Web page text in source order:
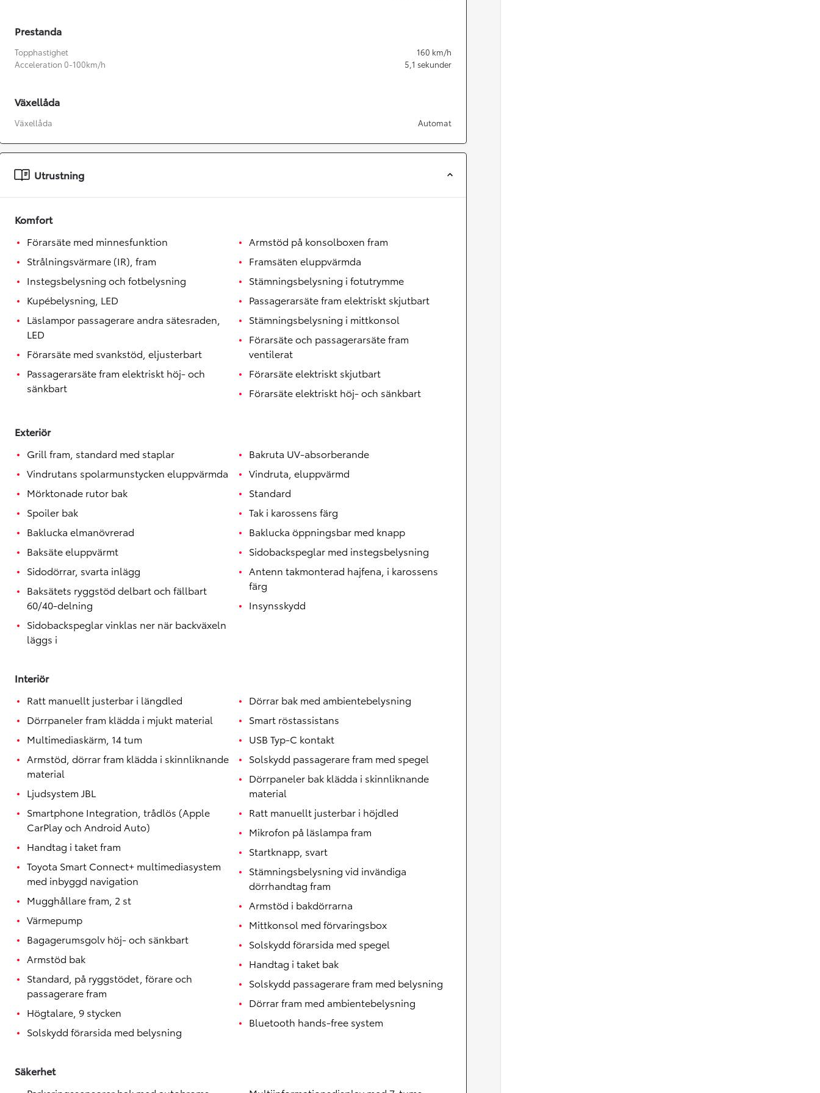
Från 360 900 kr
Från 3 548 kr/mån
Easy Billån
BENSIN
Prestanda
Topphastighet 160 km/h
Acceleration 0-100km/h
5,1 sekunder
Växellåda
Växellåda Automat
Utrustning
Komfort
Förarsäte med minnesfunktion
Strålningsvärmare (IR), fram
Instegsbelysning och fotbelysning
Kupébelysning, LED
Läslampor passagerare andra sätesraden,
LED
Förarsäte med svankstöd, eljusterbart
Passagerarsäte fram elektriskt höj- och
sänkbart
Armstöd på konsolboxen fram
Framsäten eluppvärmda
Stämningsbelysning i fotutrymme
Passagerarsäte fram elektriskt skjutbart
Stämningsbelysning i mittkonsol
Förarsäte och passagerarsäte fram
ventilerat
Förarsäte elektriskt skjutbart
Förarsäte elektriskt höj- och sänkbart
Exteriör
Grill fram, standard med staplar
Vindrutans spolarmunstycken eluppvärmda
Mörktonade rutor bak
Spoiler bak
Baklucka elmanövrerad
Baksäte eluppvärmt
Sidodörrar, svarta inlägg
Baksätets ryggstöd delbart och fällbart
60/40-delning
Sidobackspeglar vinklas ner när backväxeln
läggs i
Bakruta UV-absorberande
Vindruta, eluppvärmd
Standard
Tak i karossens färg
Baklucka öppningsbar med knapp
Sidobackspeglar med instegsbelysning
Antenn takmonterad hajfena, i karossens
färg
Insynsskydd
Interiör
Ratt manuellt justerbar i längdled
Dörrpaneler fram klädda i mjukt material
Multimediaskärm, 14 tum
Armstöd, dörrar fram klädda i skinnliknande
material
Ljudsystem JBL
Smartphone Integration, trådlös (Apple
CarPlay och Android Auto)
Handtag i taket fram
Toyota Smart Connect+ multimediasystem
med inbyggd navigation
Mugghållare fram, 2 st
Värmepump
Bagagerumsgolv höj- och sänkbart
Armstöd bak
Standard, på ryggstödet, förare och
passagerare fram
Högtalare, 9 stycken
Solskydd förarsida med belysning
Dörrar bak med ambientebelysning
Smart röstassistans
USB Typ-C kontakt
Solskydd passagerare fram med spegel
Dörrpaneler bak klädda i skinnliknande
material
Ratt manuellt justerbar i höjdled
Mikrofon på läslampa fram
Startknapp, svart
Stämningsbelysning vid invändiga
dörrhandtag fram
Armstöd i bakdörrarna
Mittkonsol med förvaringsbox
Solskydd förarsida med spegel
Handtag i taket bak
Solskydd passagerare fram med belysning
Dörrar fram med ambientebelysning
Bluetooth hands-free system
Säkerhet